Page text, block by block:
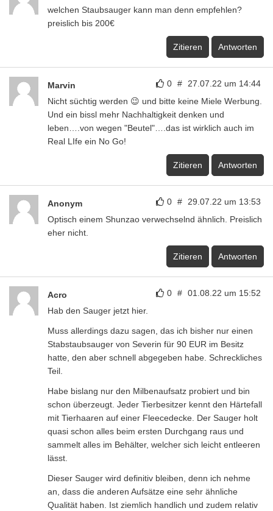
welchen Staubsauger kann man denn empfehlen?
preislich bis 200€
Zitieren Antworten
0 # 27.07.22 um 14:44
Marvin
Nicht süchtig werden 😉 und bitte keine Miele Werbung.
Und ein bissl mehr Nachhaltigkeit denken und
leben….von wegen "Beutel"….das ist wirklich auch im
Real LIfe ein No Go!
Zitieren Antworten
0 # 29.07.22 um 13:53
Anonym
Optisch einem Shunzao verwechselnd ähnlich. Preislich
eher nicht.
Zitieren Antworten
0 # 01.08.22 um 15:52
Acro
Hab den Sauger jetzt hier.
Muss allerdings dazu sagen, das ich bisher nur einen
Stabstaubsauger von Severin für 90 EUR im Besitz
hatte, den aber schnell abgegeben habe. Schreckliches
Teil.
Habe bislang nur den Milbenaufsatz probiert und bin
schon überzeugt. Jeder Tierbesitzer kennt den Härtefall
mit Tierhaaren auf einer Fleecedecke. Der Sauger holt
quasi schon alles beim ersten Durchgang raus und
sammelt alles im Behälter, welcher sich leicht entleeren
lässt.
Dieser Sauger wird definitiv bleiben, denn ich nehme
an, dass die anderen Aufsätze eine sehr ähnliche
Qualität haben. Ist ziemlich handlich und zudem relativ